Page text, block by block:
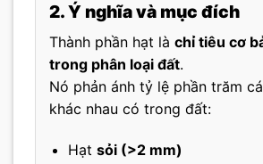
2. Ý nghĩa và mục đích
Thành phần hạt là chỉ tiêu cơ
trong phân loại đất.
Nó phản ánh tỷ lệ phần trăm
khác nhau có trong đất:
Hạt sỏi (>2 mm)